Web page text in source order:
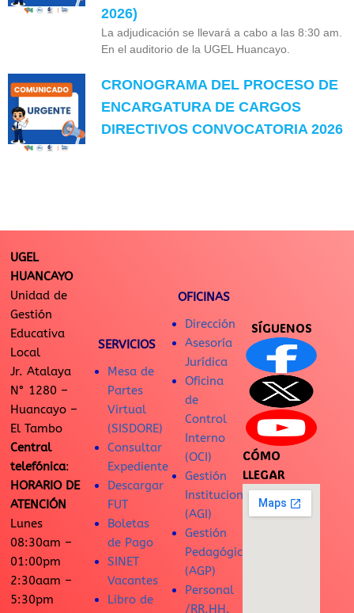
2026)
La adjudicación se llevará a cabo a las 8:30 am.
En el auditorio de la UGEL Huancayo.
CRONOGRAMA DEL PROCESO DE
ENCARGATURA DE CARGOS
DIRECTIVOS CONVOCATORIA 2026
UGEL
HUANCAYO
Unidad de
Gestión
Educativa
Local
Jr. Atalaya
N° 1280 –
Huancayo –
El Tambo
Central
telefónica:
HORARIO DE
ATENCIÓN
Lunes
08:30am –
01:00pm
2:30aam –
5:30pm
SERVICIOS
Mesa de
Partes
Virtual
(SISDORE)
Consultar
Expediente
Descargar
FUT
Boletas
de Pago
SINET
Vacantes
Libro de
OFICINAS
Dirección
Asesoría
Jurídica
Oficina
de
Control
Interno
(OCI)
Gestión
Institucional
(AGI)
Gestión
Pedagógica
(AGP)
Personal
/RR.HH.
SÍGUENOS
CÓMO
LLEGAR